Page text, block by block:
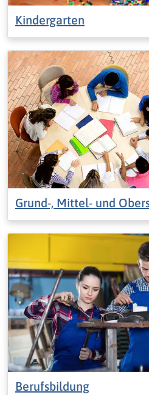
Kindergarten
Grund-, Mittel- und
Berufsbildung